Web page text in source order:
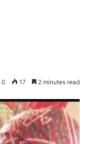
0 17 2 minutes read